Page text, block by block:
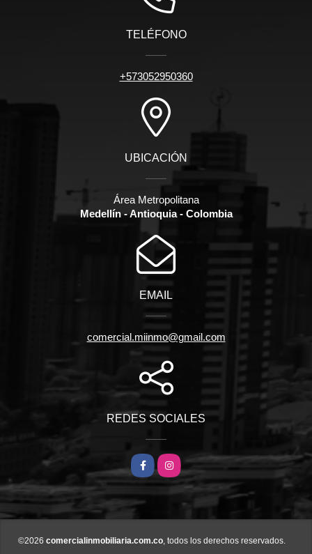
TELÉFONO
+573052950360
UBICACIÓN
Área Metropolitana
Medellín - Antioquia - Colombia
EMAIL
comercial.miinmo@gmail.com
REDES SOCIALES
FacebookInstagram
©2026 comercialinmobiliaria.com.co, todos los derechos reservados.